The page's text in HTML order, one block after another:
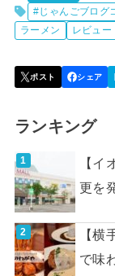
#じゃんごブログ
ラーメン
レビュー
ランキング
【イ
更を
【横
で味